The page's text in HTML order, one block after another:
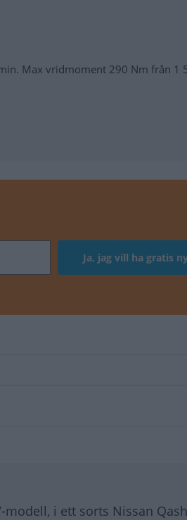
Max vridmoment 290 Nm från 1
modell, i ett sorts Nissan